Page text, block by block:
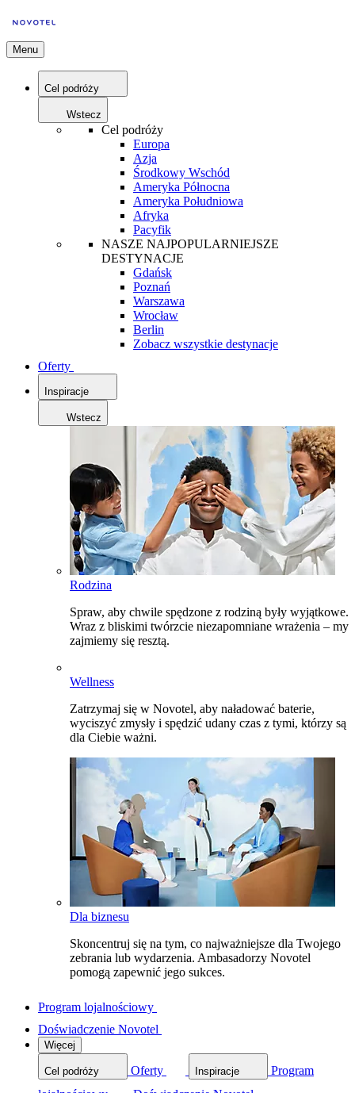
Menu
Cel podróży
Wstecz
Cel podróży
Europa
Azja
Środkowy Wschód
Ameryka Północna
Ameryka Południowa
Afryka
Pacyfik
NASZE NAJPOPULARNIEJSZE
DESTYNACJE
Gdańsk
Poznań
Warszawa
Wrocław
Berlin
Zobacz wszystkie destynacje
Oferty
Inspiracje
Wstecz
Rodzina
Spraw, aby chwile spędzone z rodziną były wyjątkowe.
Wraz z bliskimi twórzcie niezapomniane wrażenia – my
zajmiemy się resztą.
Wellness
Zatrzymaj się w Novotel, aby naładować baterie,
wyciszyć zmysły i spędzić udany czas z tymi, którzy są
dla Ciebie ważni.
Dla biznesu
Skoncentruj się na tym, co najważniejsze dla Twojego
zebrania lub wydarzenia. Ambasadorzy Novotel
pomogą zapewnić jego sukces.
Program lojalnościowy
Doświadczenie Novotel
Więcej
Cel podróży Oferty Inspiracje
Program